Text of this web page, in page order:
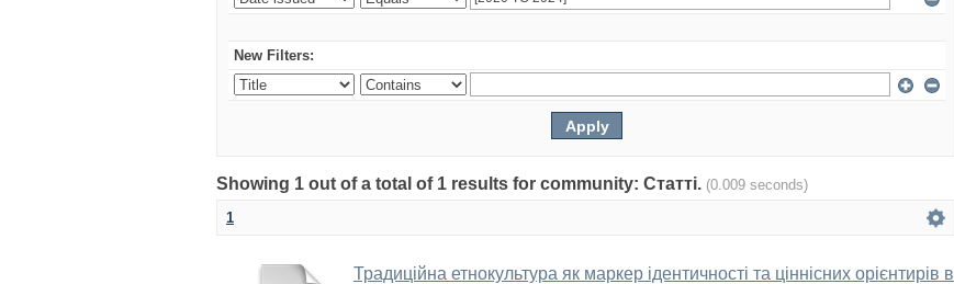
New Filters:
Showing 1 out of a total of 1 results for community: Статті. (0.009 seconds)
1
Традиційна етнокультура як маркер ідентичності та ціннісних орієнтирів в